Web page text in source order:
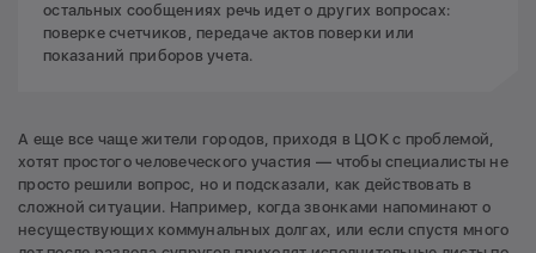
остальных сообщениях речь идет о других вопросах:
поверке счетчиков, передаче актов поверки или
показаний приборов учета.
А еще все чаще жители городов, приходя в ЦОК с проблемой,
хотят простого человеческого участия — чтобы специалисты не
просто решили вопрос, но и подсказали, как действовать в
сложной ситуации. Например, когда звонками напоминают о
несуществующих коммунальных долгах, или если спустя много